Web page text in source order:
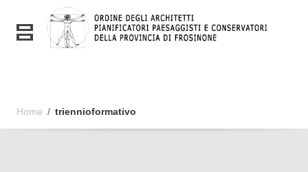
Vai ai contenuti
Vai al menu di navigazione
Vai al footer
Toggle navigation
Home / triennioformativo